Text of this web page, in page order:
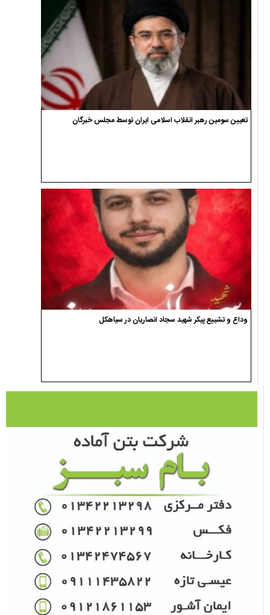
تعیین سومین رهبر انقلاب اسلامی ایران توسط مجلس خبرگان
وداع و تشییع پیکر شهید سجاد انصاریان در سیاهکل